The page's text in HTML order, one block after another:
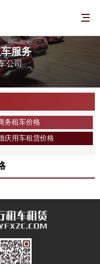
服务
公司
务租车价格
庆用车租赁价格